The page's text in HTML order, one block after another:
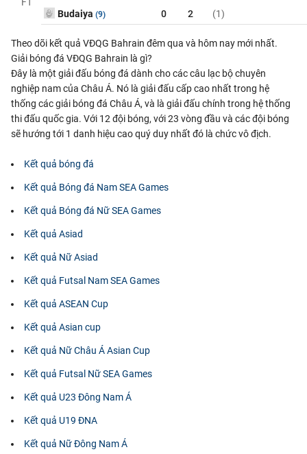
Budaiya (9) 0 2 (1)
Theo dõi kết quả VĐQG Bahrain đêm qua và hôm nay mới nhất.
Giải bóng đá VĐQG Bahrain là gì?
Đây là một giải đấu bóng đá dành cho các câu lạc bộ chuyên
nghiệp nam của Châu Á. Nó là giải đấu cấp cao nhất trong hệ
thống các giải bóng đá Châu Á, và là giải đấu chính trong hệ thống
thi đấu quốc gia. Với 12 đội bóng, với 23 vòng đầu và các đội bóng
sẽ hướng tới 1 danh hiệu cao quý duy nhất đó là chức vô địch.
Kết quả bóng đá
Kết quả Bóng đá Nam SEA Games
Kết quả Bóng đá Nữ SEA Games
Kết quả Asiad
Kết quả Nữ Asiad
Kết quả Futsal Nam SEA Games
Kết quả ASEAN Cup
Kết quả Asian cup
Kết quả Nữ Châu Á Asian Cup
Kết quả Futsal Nữ SEA Games
Kết quả U23 Đông Nam Á
Kết quả U19 ĐNA
Kết quả Nữ Đông Nam Á